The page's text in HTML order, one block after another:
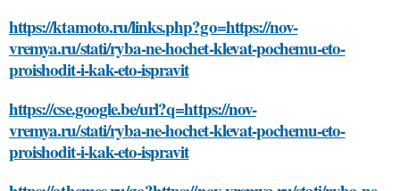
https://ktamoto.ru/links.php?go=https://nov-
vremya.ru/stati/ryba-ne-hochet-klevat-pochemu-eto-
proishodit-i-kak-eto-ispravit
https://cse.google.be/url?q=https://nov-
vremya.ru/stati/ryba-ne-hochet-klevat-pochemu-eto-
proishodit-i-kak-eto-ispravit